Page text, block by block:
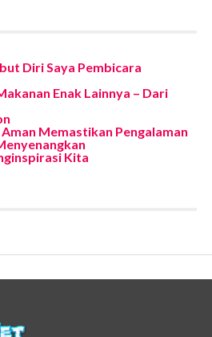
Diri Saya Pembicara
Enak Lainnya – Dari
Memastikan Pengalaman
Kita